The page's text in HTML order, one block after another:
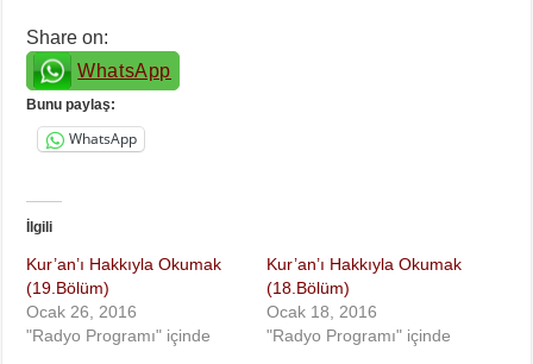
Share on:
WhatsApp
Bunu paylaş:
WhatsApp
İlgili
Kur’an’ı Hakkıyla Okumak
(19.Bölüm)
Ocak 26, 2016
"Radyo Programı" içinde
Kur’an’ı Hakkıyla Okumak
(18.Bölüm)
Ocak 18, 2016
"Radyo Programı" içinde